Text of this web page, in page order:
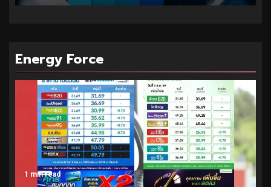
Energy Force
1 min read